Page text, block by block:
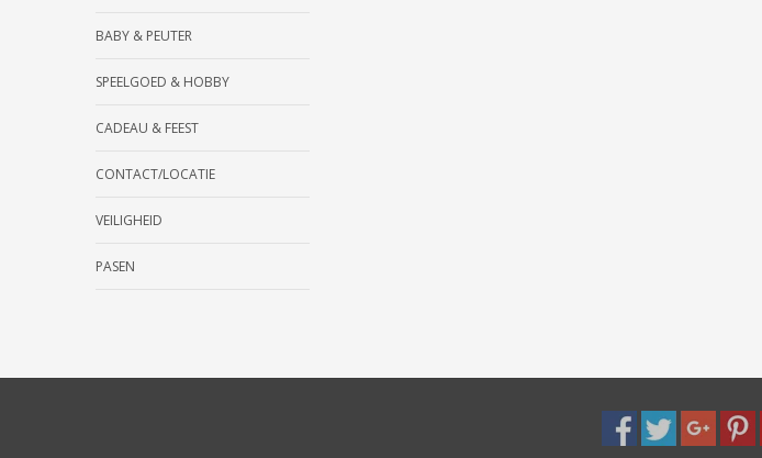
BABY & PEUTER
SPEELGOED & HOBBY
CADEAU & FEEST
CONTACT/LOCATIE
VEILIGHEID
PASEN